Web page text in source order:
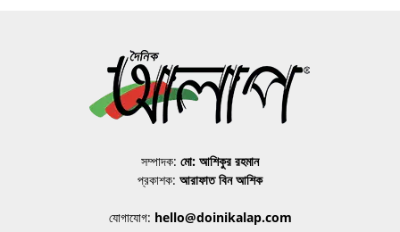
সম্পাদক: মো: আশিকুর রহমান
প্রকাশক: আরাফাত বিন আশিক
যোগাযোগ: hello@doinikalap.com